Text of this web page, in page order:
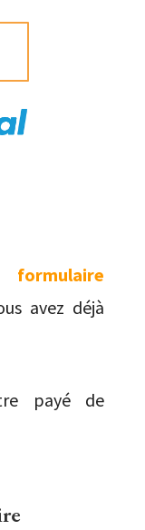
formulaire
avez déjà
payé de